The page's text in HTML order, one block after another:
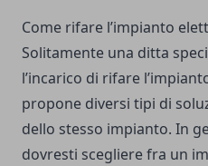
Come rifare l’impianto
Solitamente una ditta
l’incarico di rifare
propone diversi tipi di
dello stesso impianto. In
dovresti scegliere fra un